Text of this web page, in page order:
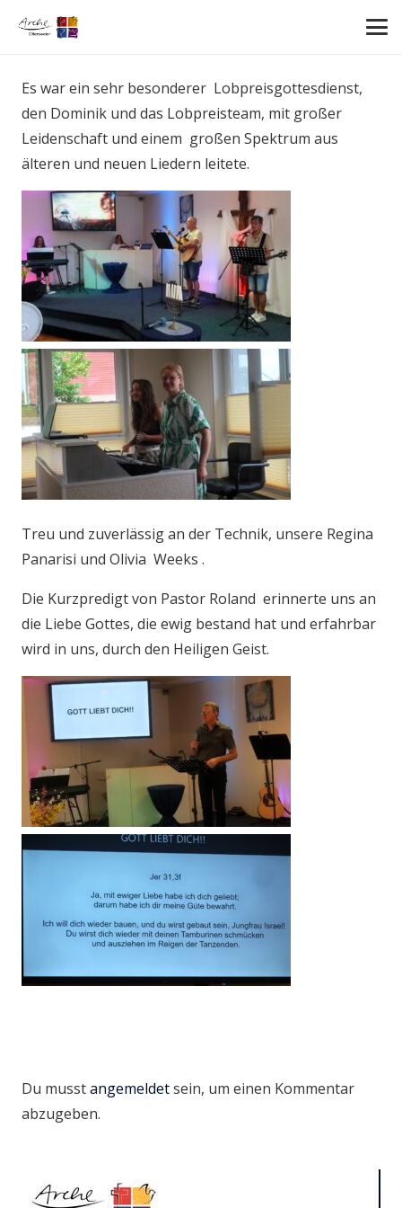
Es war ein sehr besonderer Lobpreisgottesdienst,
den Dominik und das Lobpreisteam, mit großer
Leidenschaft und einem großen Spektrum aus
älteren und neuen Liedern leitete.
Treu und zuverlässig an der Technik, unsere Regina
Panarisi und Olivia Weeks .
Die Kurzpredigt von Pastor Roland erinnerte uns an
die Liebe Gottes, die ewig bestand hat und erfahrbar
wird in uns, durch den Heiligen Geist.
Du musstangemeldetsein, um einen Kommentar
abzugeben.